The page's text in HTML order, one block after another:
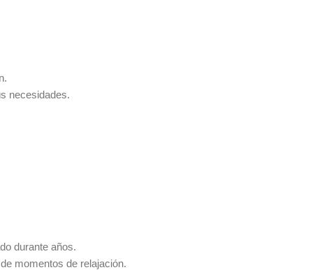
necesidades.
durante años.
momentos de relajación.